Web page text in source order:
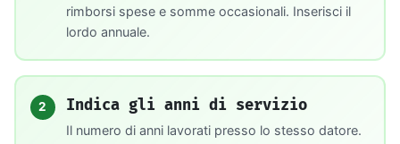
rimborsi spese e somme occasionali. Inserisci il
lordo annuale.
2 Indica gli anni di servizio
Il numero di anni lavorati presso lo stesso datore.